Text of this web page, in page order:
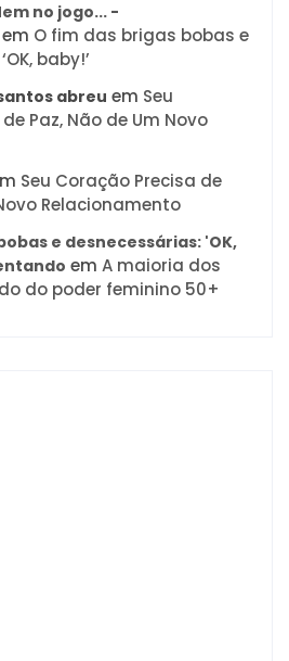
no jogo... -
em O fim das brigas bobas e
baby!’
abreu em Seu
Paz, Não de Um Novo
Seu Coração Precisa de
Relacionamento
e desnecessárias: 'OK,
em A maioria dos
do poder feminino 50+